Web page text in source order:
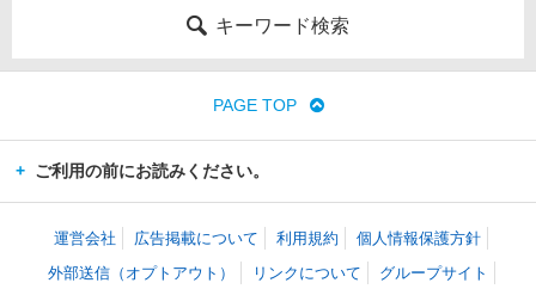
キーワード検索
PAGE TOP
ご利用の前にお読みください。
運営会社 広告掲載について 利用規約
個人情報保護方針
外部送信（オプトアウト）
リンクについて グループサイト